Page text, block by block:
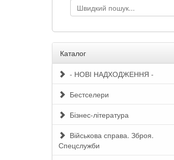
Каталог
- НОВІ НАДХОДЖЕННЯ -
Бестселери
Бізнес-література
Військова справа. Зброя.
Спецслужби